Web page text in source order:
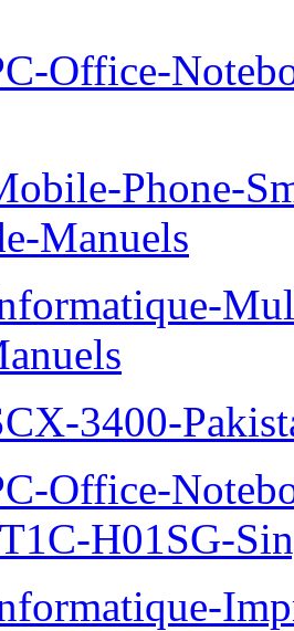
Office-
Phone-
Manuels
3400-
Office-
H01SG-